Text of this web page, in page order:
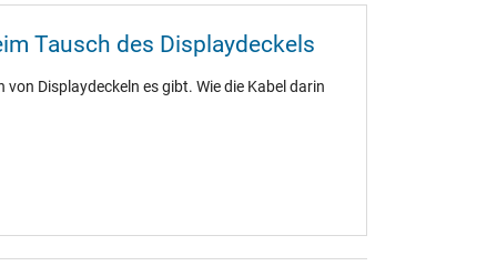
Tausch des Displaydeckels
Displaydeckeln es gibt. Wie die Kabel darin